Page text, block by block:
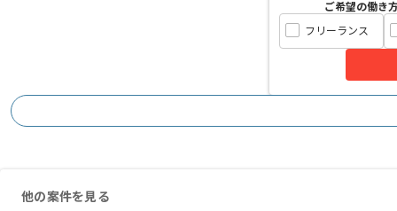
ご希望の働き
フリーランス
他の案件を見る